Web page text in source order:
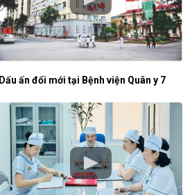
Dấu ấn đổi mới tại Bệnh viện Quân y 7